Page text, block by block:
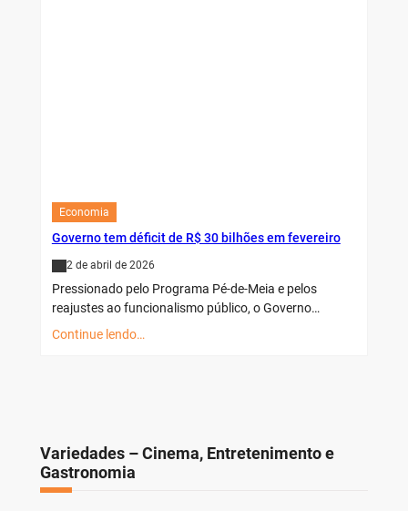
Economia
Governo tem déficit de R$ 30 bilhões em fevereiro
2 de abril de 2026
Pressionado pelo Programa Pé-de-Meia e pelos
reajustes ao funcionalismo público, o Governo…
Continue lendo…
Variedades – Cinema, Entretenimento e
Gastronomia